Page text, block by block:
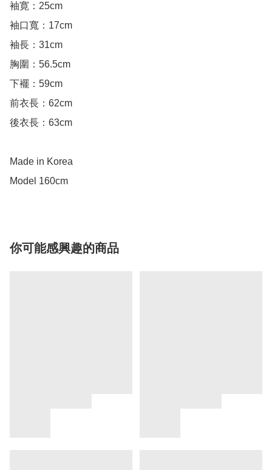
袖寛：25cm
袖口寬：17cm
袖長：31cm
胸圍：56.5cm
下襬：59cm
前衣長：62cm
後衣長：63cm
Made in Korea
Model 160cm
你可能感興趣的商品